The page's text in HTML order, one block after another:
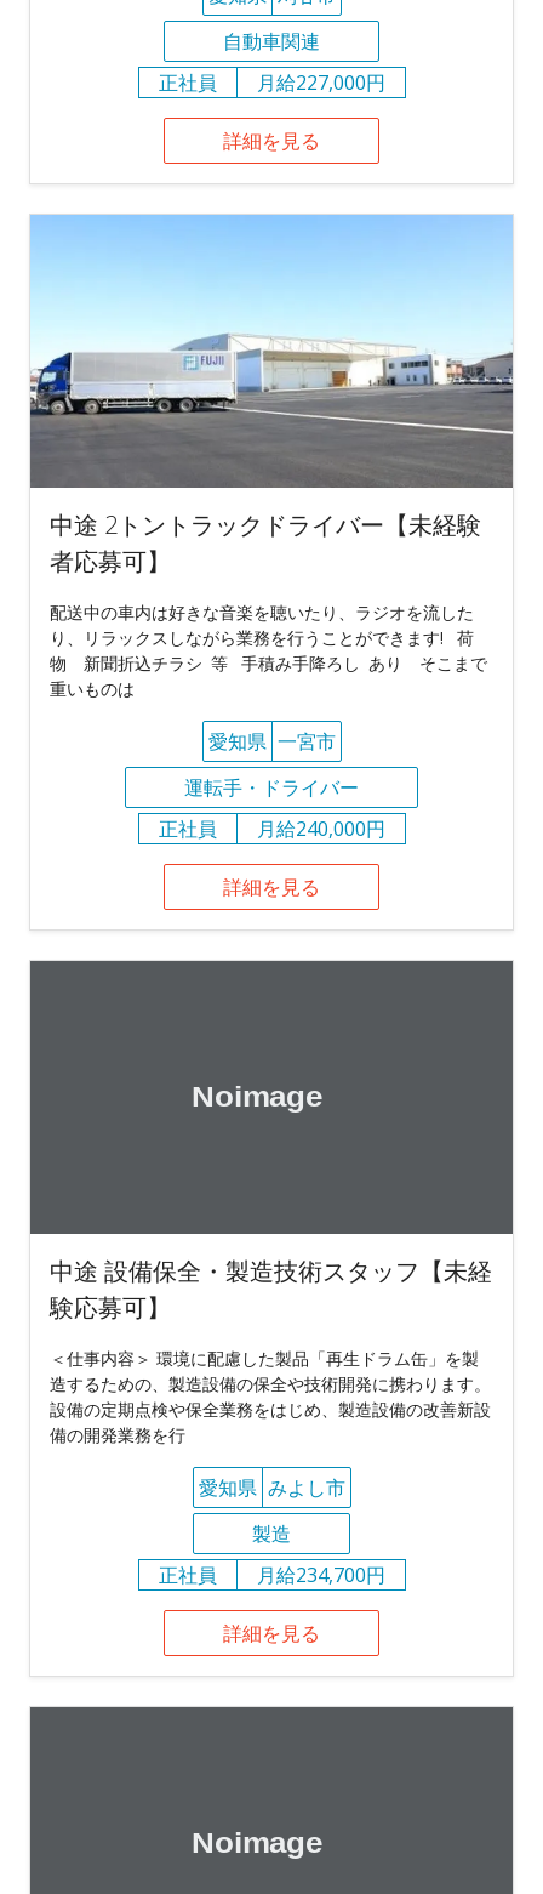
自動車関連
正社員
月給227,000円
詳細を見る
中途 2トントラックドライバー【未経験
者応募可】
配送中の車内は好きな音楽を聴いたり、ラジオを流した
り、リラックスしながら業務を行うことができます! 荷
物 新聞折込チラシ 等 手積み手降ろし あり そこまで
重いものは
愛知県 一宮市
運転手・ドライバー
正社員
月給240,000円
詳細を見る
中途 設備保全・製造技術スタッフ【未経
験応募可】
＜仕事内容＞ 環境に配慮した製品「再生ドラム缶」を製
造するための、製造設備の保全や技術開発に携わります。
設備の定期点検や保全業務をはじめ、製造設備の改善新設
備の開発業務を行
愛知県 みよし市
製造
正社員
月給234,700円
詳細を見る